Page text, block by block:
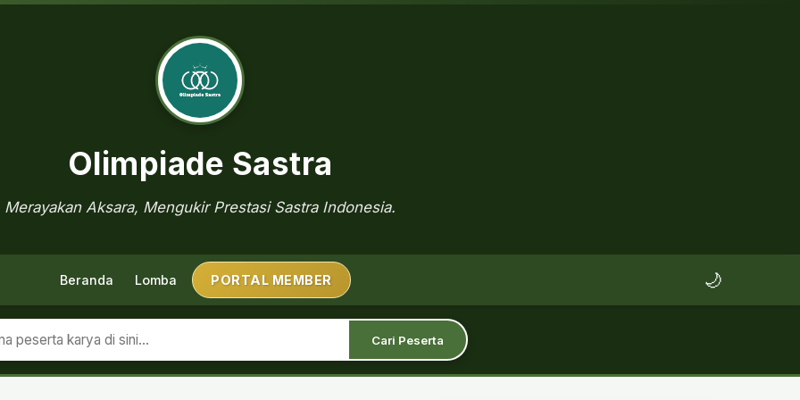
Olimpiade Sastra
Merayakan Aksara, Mengukir Prestasi Sastra Indonesia.
Beranda Lomba PORTAL MEMBER 🌙
Cari Peserta